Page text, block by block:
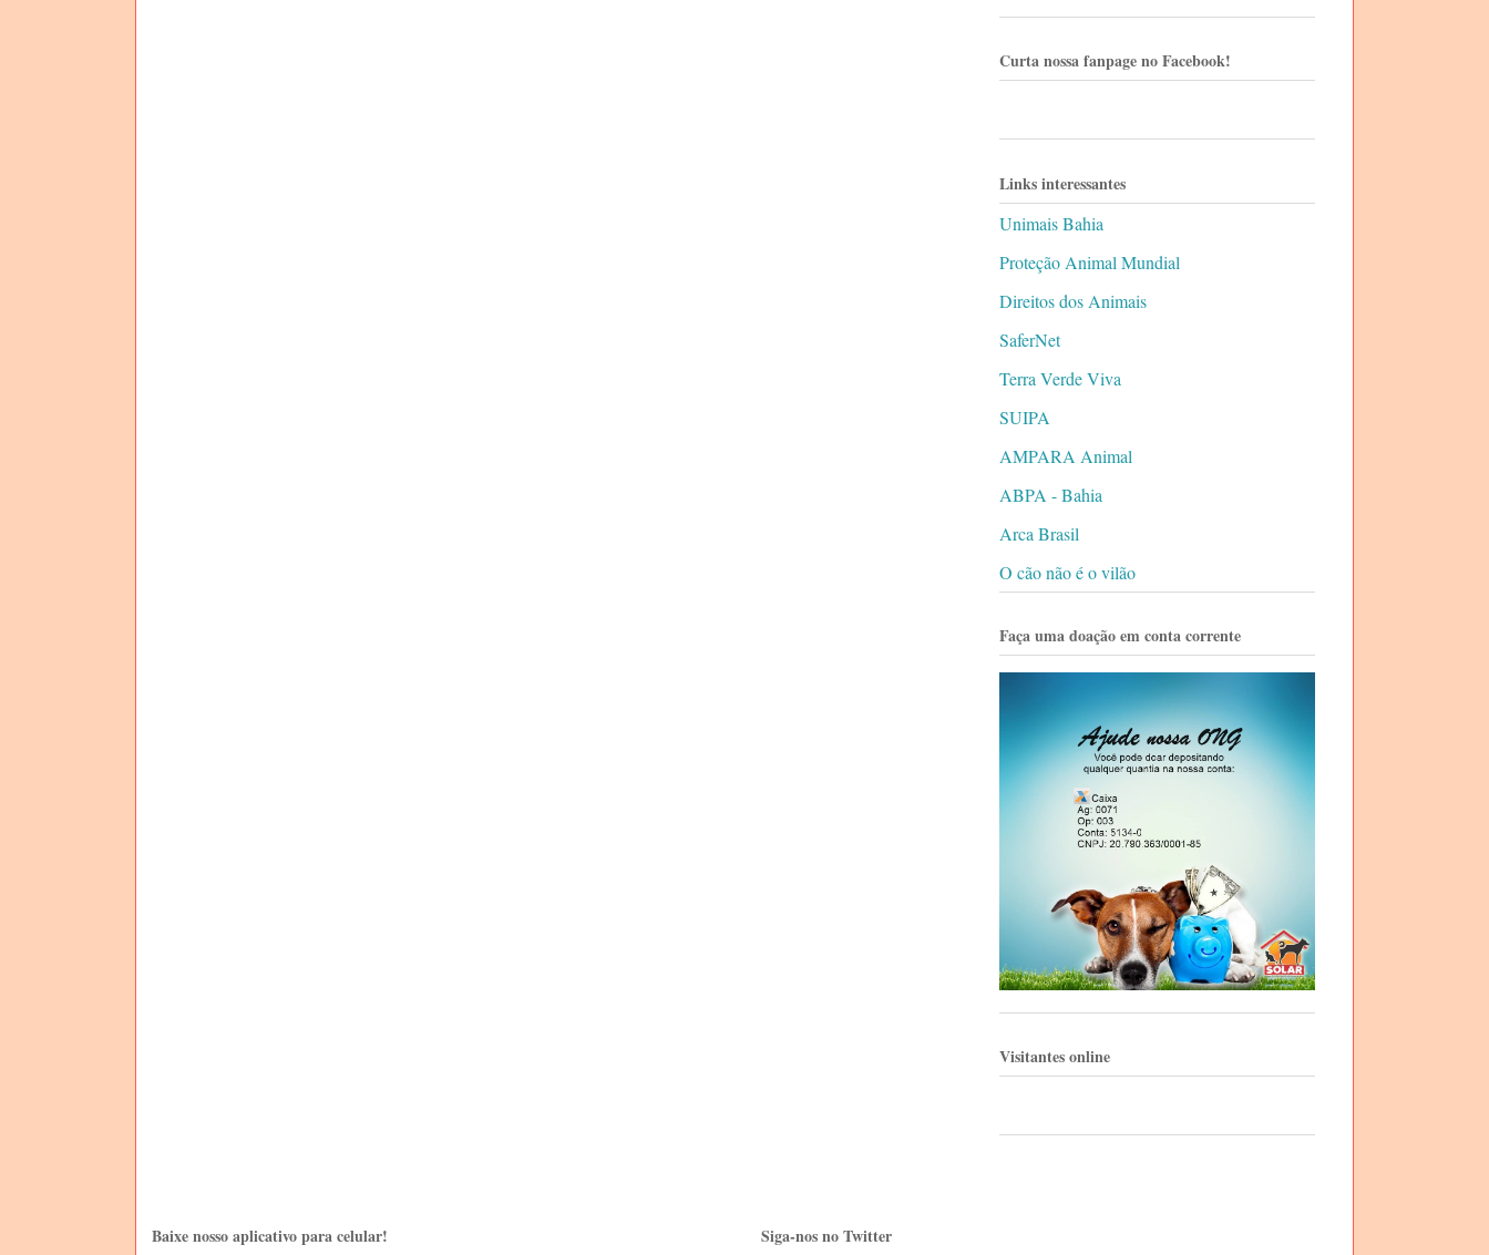
Curta nossa fanpage no Facebook!
Links interessantes
Unimais Bahia
Proteção Animal Mundial
Direitos dos Animais
SaferNet
Terra Verde Viva
SUIPA
AMPARA Animal
ABPA - Bahia
Arca Brasil
O cão não é o vilão
Faça uma doação em conta corrente
Visitantes online
Baixe nosso aplicativo para celular! Siga-nos no Twitter